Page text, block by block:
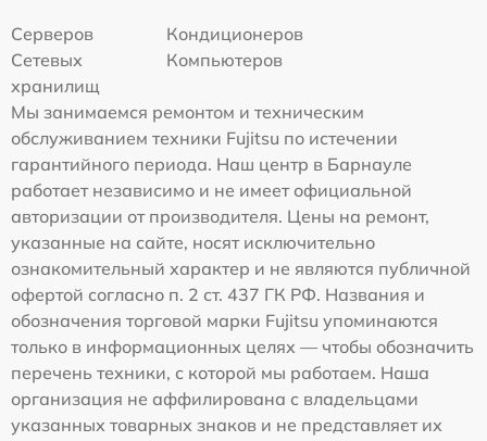
Серверов
Кондиционеров
Сетевых
хранилищ
Компьютеров
Мы занимаемся ремонтом и техническим
обслуживанием техники Fujitsu по истечении
гарантийного периода. Наш центр в Барнауле
работает независимо и не имеет официальной
авторизации от производителя. Цены на ремонт,
указанные на сайте, носят исключительно
ознакомительный характер и не являются публичной
офертой согласно п. 2 ст. 437 ГК РФ. Названия и
обозначения торговой марки Fujitsu упоминаются
только в информационных целях — чтобы обозначить
перечень техники, с которой мы работаем. Наша
организация не аффилирована с владельцами
указанных товарных знаков и не представляет их